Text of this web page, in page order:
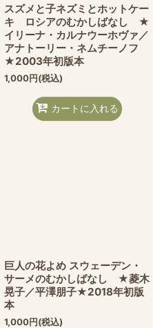
スズメと子ネズミとホットケー
キ ロシアのむかしばなし ★
イリーナ・カルナウーホヴァ／
アナトーリー・ネムチーノフ
★2003年初版本
1,000円(税込)
カートに入れる
巨人の花よめ スウェーデン・
サーメのむかしばなし ★菱木
晃子／平澤朋子★2018年初版
本
1,000円(税込)